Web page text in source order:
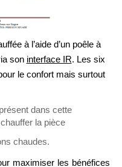
à l’aide d’un poêle à
son interface IR. Les six
le confortmais surtout
dans cette
la pièce
chaudes.